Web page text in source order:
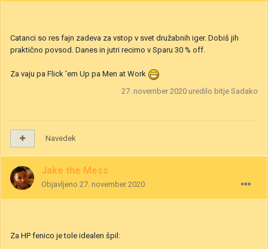
Catanci so res fajn zadeva za vstop v svet družabnih iger. Dobiš jih
praktično povsod. Danes in jutri recimo v Sparu 30 % off.
Za vaju pa Flick 'em Up pa Men at Work
27. november 2020 uredilo bitje Sadako
Navedek
Jake the Mess
Objavljeno 27. november 2020
Za HP fenico je tole idealen špil: